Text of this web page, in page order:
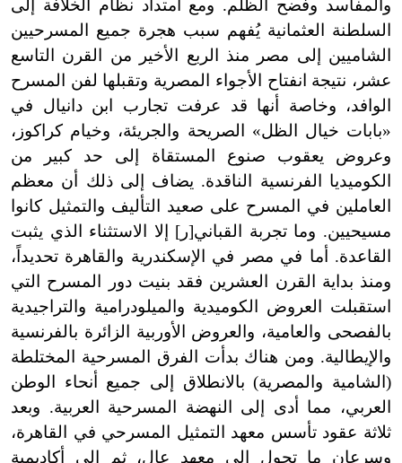
والمفاسد وفضح الظلم. ومع امتداد نظام الخلافة إلى
السلطنة العثمانية يُفهم سبب هجرة جميع المسرحيين
الشاميين إلى مصر منذ الربع الأخير من القرن التاسع
عشر، نتيجة انفتاح الأجواء المصرية وتقبلها لفن المسرح
الوافد، وخاصة أنها قد عرفت تجارب ابن دانيال في
«بابات خيال الظل» الصريحة والجريئة، وخيام كراكوز،
وعروض يعقوب صنوع المستقاة إلى حد كبير من
الكوميديا الفرنسية الناقدة. يضاف إلى ذلك أن معظم
العاملين في المسرح على صعيد التأليف والتمثيل كانوا
مسيحيين. وما تجربة القباني[ر] إلا الاستثناء الذي يثبت
القاعدة. أما في مصر في الإسكندرية والقاهرة تحديداً،
ومنذ بداية القرن العشرين فقد بنيت دور المسرح التي
استقبلت العروض الكوميدية والميلودرامية والتراجيدية
بالفصحى والعامية، والعروض الأوربية الزائرة بالفرنسية
والإيطالية. ومن هناك بدأت الفرق المسرحية المختلطة
(الشامية والمصرية) بالانطلاق إلى جميع أنحاء الوطن
العربي، مما أدى إلى النهضة المسرحية العربية. وبعد
ثلاثة عقود تأسس معهد التمثيل المسرحي في القاهرة،
وسرعان ما تحول إلى معهد عالٍ، ثم إلى أكاديمية